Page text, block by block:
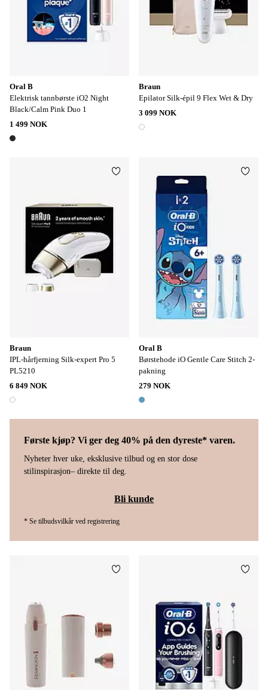
Oral B
Elektrisk tannbørste iO2 Night
Black/Calm Pink Duo 1
1 499 NOK
1 farge
Braun
Epilator Silk-épil 9 Flex Wet & Dry
3 099 NOK
1 farge
Braun
IPL-hårfjerning Silk-expert Pro 5
PL5210
6 849 NOK
1 farge
Legg til favoritter
Første kjøp? Vi ger deg 40% på den dyreste* varen.
Nyheter hver uke, eksklusive tilbud og en stor dose
stilinspirasjon– direkte til deg.
Bli kunde
* Se tilbudsvilkår ved registrering
Oral B
Børstehode iO Gentle Care Stitch 2-
pakning
279 NOK
1 farge
Legg til favoritter